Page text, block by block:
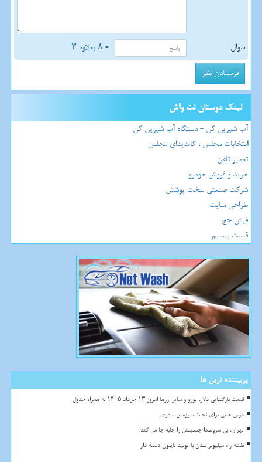
سوال: = ۸ بعلاوه ۳
لینک دوستان نت واش
آب شیرین کن - دستگاه آب شیرین کن
انتخابات مجلس ، کاندیدای مجلس
تعمیر تلفن
خرید و فروش خودرو
شرکت صنعتی سخت پوشش
طراحی سایت
فیش حج
قیمت بیسیم
پربیننده ترین ها
قیمت بازگشایی دلار، یورو و سایر ارزها امروز ۱۳ خرداد ۱۴۰۵ به همراه جدول
درس هایی برای نجات سرزمین مادری
تهران، بی سروصدا جمعیتش را جابه جا می کند!
نقشه راه میلیونر شدن با تولید نایلون دسته دار